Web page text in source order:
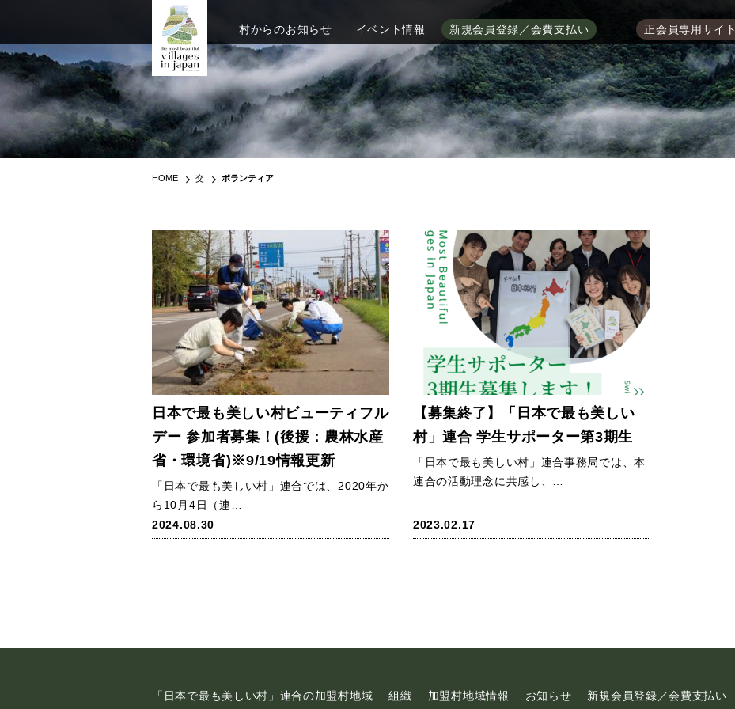
村からのお知らせ イベント情報 新規会員登録／会費支払い 正会員専用サイト
HOME 交 ボランティア
日本で最も美しい村ビューティフル
デー 参加者募集！(後援：農林水産
省・環境省)※9/19情報更新
「日本で最も美しい村」連合では、2020年か
ら10月4日（連…
2024.08.30
【募集終了】「日本で最も美しい
村」連合 学生サポーター第3期生
「日本で最も美しい村」連合事務局では、本
連合の活動理念に共感し、…
2023.02.17
「日本で最も美しい村」連合の加盟村地域 組織 加盟村地域情報 お知らせ 新規会員登録／会費支払い